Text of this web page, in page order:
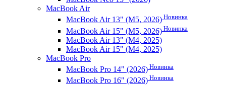
MacBook Air
MacBook Air 13" (M5, 2026) Новинка
MacBook Air 15" (M5, 2026) Новинка
MacBook Air 13" (M4, 2025)
MacBook Air 15" (M4, 2025)
MacBook Pro
MacBook Pro 14" (2026) Новинка
MacBook Pro 16" (2026) Новинка